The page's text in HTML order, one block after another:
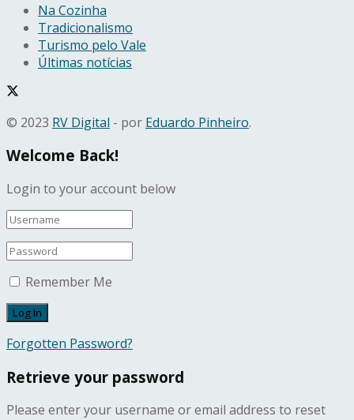
Na Cozinha
Tradicionalismo
Turismo pelo Vale
Últimas notícias
© 2023 RV Digital - por Eduardo Pinheiro.
Welcome Back!
Login to your account below
Remember Me
Forgotten Password?
Retrieve your password
Please enter your username or email address to reset